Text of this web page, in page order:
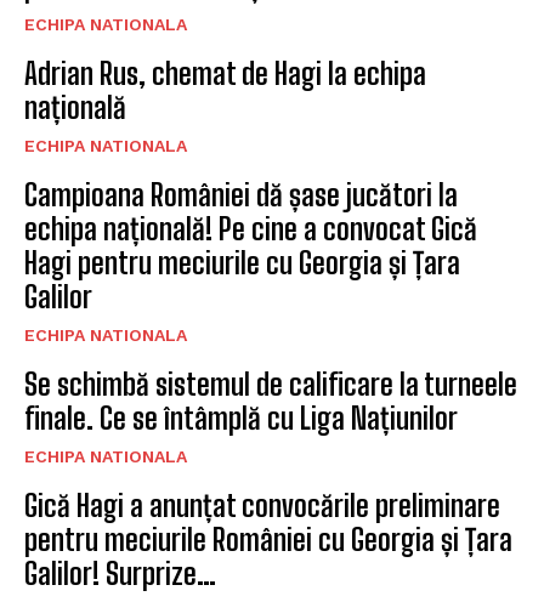
ECHIPA NATIONALA
Adrian Rus, chemat de Hagi la echipa
națională
ECHIPA NATIONALA
Campioana României dă șase jucători la
echipa națională! Pe cine a convocat Gică
Hagi pentru meciurile cu Georgia și Țara
Galilor
ECHIPA NATIONALA
Se schimbă sistemul de calificare la turneele
finale. Ce se întâmplă cu Liga Națiunilor
ECHIPA NATIONALA
Gică Hagi a anunțat convocările preliminare
pentru meciurile României cu Georgia și Țara
Galilor! Surprize…